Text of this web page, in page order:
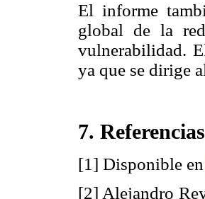
El informe
global de la
vulnerabilidad.
ya que se dirige
7. Referencias
[1] Disponible
[2] Alejandro